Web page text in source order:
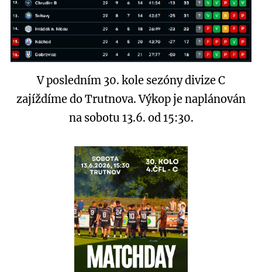
V posledním 30. kole sezóny divize C
zajíždíme do Trutnova. Výkop je naplánován
na sobotu 13.6. od 15:30.